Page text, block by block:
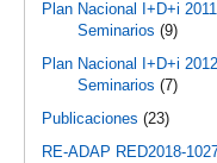
Plan Nacional I+D+i 2011
Seminarios (9)
Plan Nacional I+D+i 2012
Seminarios (7)
Publicaciones (23)
RE-ADAP RED2018-